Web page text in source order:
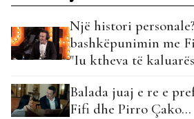
Një histori
bashkëpunimin me
"Iu ktheva të
Balada juaj e re e
Fifi dhe Pirro Çako…